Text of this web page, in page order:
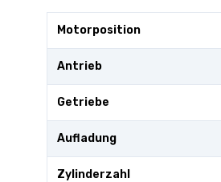
Motorposition
Antrieb
Getriebe
Aufladung
Zylinderzahl